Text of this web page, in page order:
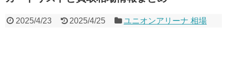
2025/4/23 2025/4/25 ユニオンアリーナ 相場